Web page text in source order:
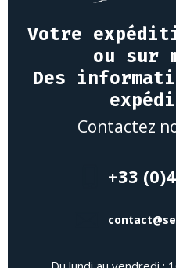
Votre
ou sur
Des
Contactez
+33